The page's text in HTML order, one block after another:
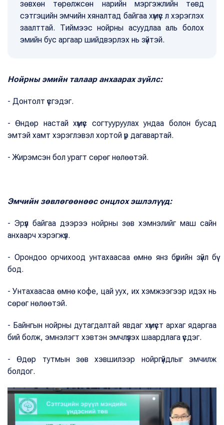
зөвхөн төрөлжсөн нарийн мэргэжлийн төвд
сэтгэцийн эмчийн хяналтад байгаа хүмүүс л хэрэглэх
заалттай. Тиймээс нойрны асуудлаа аль болох
эмийн бус аргаар шийдвэрлэх нь зүйтэй.
Нойрны эмийн талаар анхаарах зүйлс:
- Донтолт үүсгэдэг.
- Өндөр настай хүмүүс согтууруулах ундаа болон бусад
эмтэй хамт хэрэглэвэл хортой үр дагавартай.
- Жирэмсэн бол урагт сөрөг нөлөөтэй.
Эмчийн зөвлөгөөнөөс онцлох эшлэлүүд:
- Эрүүл байгаа дээрээ нойрны зөв хэмнэлийг маш сайн
анхаарч хэрэгжүүл.
- Орондоо орчихоод унтахаасаа өмнө янз бүрийн зүйл бүү
бод.
- Унтахаасаа өмнө кофе, цай уух, их хэмжээгээр идэх нь
сөрөг нөлөөтэй.
- Байнгын нойрны дутагдалтай явдаг хүмүүст архаг ядаргаа
бий болж, эмнэлэгт хэвтэн эмчлүүлэх шаардлага үүсдэг.
- Өдөр тутмын зөв хэвшилээр нойргүйдлыг эмчилж
болдог.